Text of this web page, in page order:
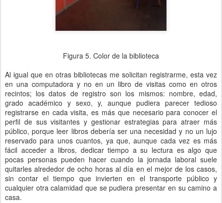
Figura 5. Color de la biblioteca
Al igual que en otras bibliotecas me solicitan registrarme, esta vez
en una computadora y no en un libro de visitas como en otros
recintos; los datos de registro son los mismos: nombre, edad,
grado académico y sexo, y, aunque pudiera parecer tedioso
registrarse en cada visita, es más que necesario para conocer el
perfil de sus visitantes y gestionar estrategias para atraer más
público, porque leer libros debería ser una necesidad y no un lujo
reservado para unos cuantos, ya que, aunque cada vez es más
fácil acceder a libros, dedicar tiempo a su lectura es algo que
pocas personas pueden hacer cuando la jornada laboral suele
quitarles alrededor de ocho horas al día en el mejor de los casos,
sin contar el tiempo que invierten en el transporte público y
cualquier otra calamidad que se pudiera presentar en su camino a
casa.